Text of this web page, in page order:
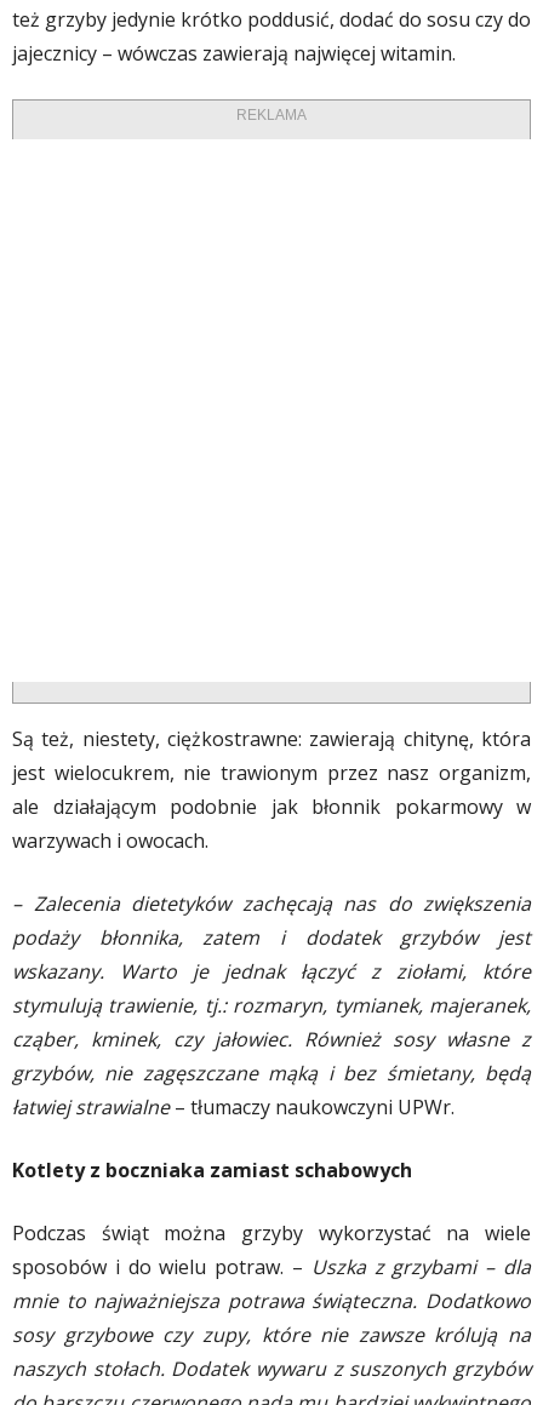
też grzyby jedynie krótko poddusić, dodać do sosu czy do
jajecznicy – wówczas zawierają najwięcej witamin.
REKLAMA
Są też, niestety, ciężkostrawne: zawierają chitynę, która
jest wielocukrem, nie trawionym przez nasz organizm,
ale działającym podobnie jak błonnik pokarmowy w
warzywach i owocach.
– Zalecenia dietetyków zachęcają nas do zwiększenia
podaży błonnika, zatem i dodatek grzybów jest
wskazany. Warto je jednak łączyć z ziołami, które
stymulują trawienie, tj.: rozmaryn, tymianek, majeranek,
cząber, kminek, czy jałowiec. Również sosy własne z
grzybów, nie zagęszczane mąką i bez śmietany, będą
łatwiej strawialne– tłumaczy naukowczyni UPWr.
Kotlety z boczniaka zamiast schabowych
Podczas świąt można grzyby wykorzystać na wiele
sposobów i do wielu potraw. – Uszka z grzybami – dla
mnie to najważniejsza potrawa świąteczna. Dodatkowo
sosy grzybowe czy zupy, które nie zawsze królują na
naszych stołach. Dodatek wywaru z suszonych grzybów